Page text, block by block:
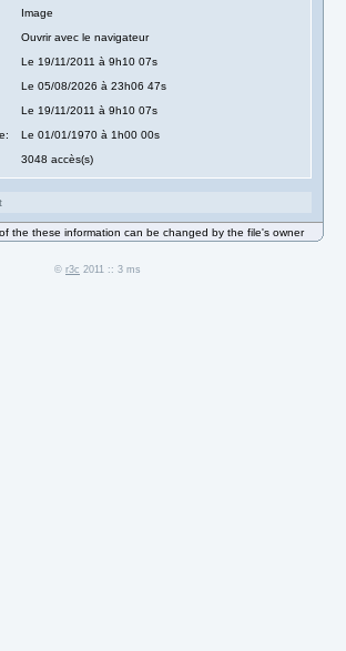
Image
Ouvrir avec le navigateur
Le 19/11/2011 à 9h10 07s
Le 05/08/2026 à 23h06 47s
Le 19/11/2011 à 9h10 07s
Le 01/01/1970 à 1h00 00s
3048 accès(s)
the these information can be changed by the file's owner
© r3c 2011 :: 3 ms